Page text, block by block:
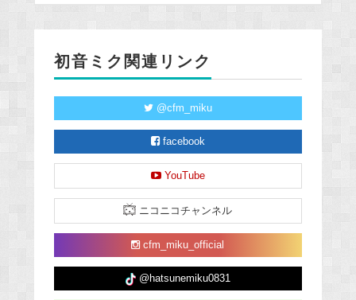
初音ミク関連リンク
@cfm_miku
facebook
YouTube
ニコニコチャンネル
cfm_miku_official
@hatsunemiku0831